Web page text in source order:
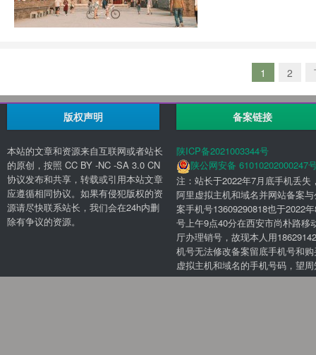
1 2
版权声明
本站的文章和资源来自互联网或者站长
的原创，按照 CC BY -NC -SA 3.0 CN
协议发布和共享，转载或引用本站文章
应遵循相同协议。如果有侵犯版权的资
源请尽快联系站长，我们会在24h内删
除有争议的资源。
备案链接
陕ICP备2021003344号
陕公网安备 61010202000247
注：站长于2022年7月底手机丢失
阿里虚拟主机和域名并网站备案
案手机号13609290818也于2022
号上午9点40分在西安市尚朴路移
厅办理销号，故现本人用
机号无法修改备案留底手机号和
虚拟主机和域名的手机号码，望